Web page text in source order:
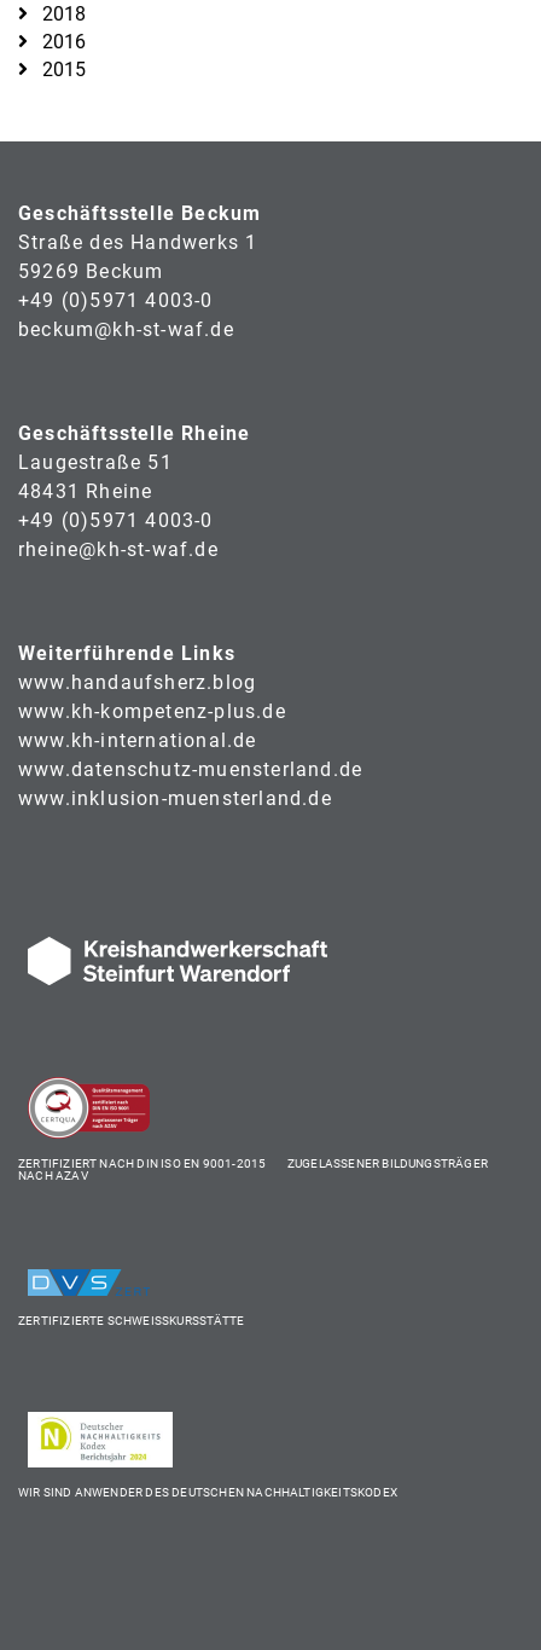
2018
2016
2015
Geschäftsstelle Beckum
Straße des Handwerks 1
59269 Beckum
+49 (0)5971 4003-0
beckum@kh-st-waf.de
Geschäftsstelle Rheine
Laugestraße 51
48431 Rheine
+49 (0)5971 4003-0
rheine@kh-st-waf.de
Weiterführende Links
www.handaufsherz.blog
www.kh-kompetenz-plus.de
www.kh-international.de
www.datenschutz-muensterland.de
www.inklusion-muensterland.de
ZERTIFIZIERT NACH DIN ISO EN 9001-2015 ZUGELASSENER BILDUNGSTRÄGER
NACH AZAV
ZERTIFIZIERTE SCHWEISSKURSSTÄTTE
WIR SIND ANWENDER DES DEUTSCHEN NACHHALTIGKEITSKODEX